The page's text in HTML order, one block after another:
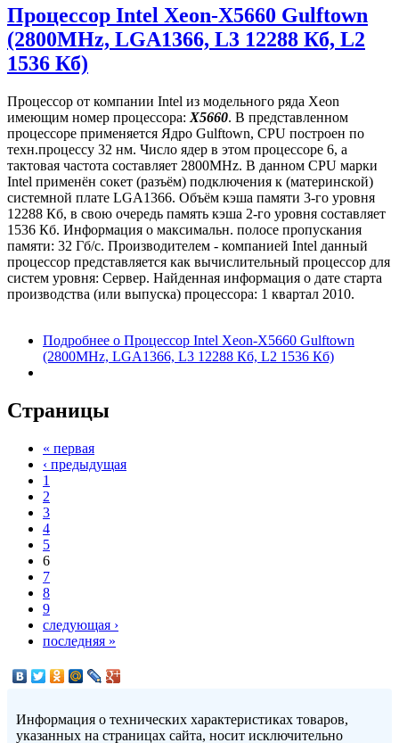
Процессор Intel Xeon-X5660 Gulftown
(2800MHz, LGA1366, L3 12288 Кб, L2
1536 Кб)
Процессор от компании Intel из модельного ряда Xeon
имеющим номер процессора: X5660. В представленном
процессоре применяется Ядро Gulftown, CPU построен по
техн.процессу 32 нм. Число ядер в этом процессоре 6, а
тактовая частота составляет 2800MHz. В данном CPU марки
Intel применён сокет (разъём) подключения к (материнской)
системной плате LGA1366. Объём кэша памяти 3-го уровня
12288 Кб, в свою очередь память кэша 2-го уровня составляет
1536 Кб. Информация о максимальн. полосе пропускания
памяти: 32 Гб/с. Производителем - компанией Intel данный
процессор представляется как вычислительный процессор для
систем уровня: Сервер. Найденная информация о дате старта
производства (или выпуска) процессора: 1 квартал 2010.
Подробнее о Процессор Intel Xeon-X5660 Gulftown
(2800MHz, LGA1366, L3 12288 Кб, L2 1536 Кб)
Страницы
« первая
‹ предыдущая
1
2
3
4
5
6
7
8
9
следующая ›
последняя »
Информация о технических характеристиках товаров,
указанных на страницах сайта, носит исключительно